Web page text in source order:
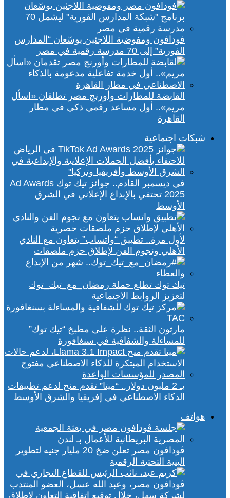
فودافون ومفوضية اللاجئين يوسّعان “المدارس
الفورية” إلى 70 مدرسة رقمية في مصر
القابضة للمطارات وأورنچ مصر تطلقان «اسأل
مريم».. أول مساعد رقمي ذكي في مطار
القاهرة
شبكات اجتماعية
في ديسمبر القادم.. جوائز تيك توك Ad Awards
2025 تحتفي بالإبداع الإعلاني في الشرق
الأوسط
لأول مرة.. تطبيق “واتساب” يتعاون مع النادي
الأهلي ونجوم الفن لإطلاق حزم ملصقات
تيك توك تطلع حملة رمضان_مع_تيك_توك
لتعزيز الروابط الاجتماعية
مارثون الثقة.. نظرة على مطبخ “تيك توك”
للمساءلة والشفافية في سنغافورة
بـ 2 مليون دولار.. “ميتا” تقدم منح لدعم تطبيقات
الذكاء الاصطناعي في إفريقيا والشرق الأوسط
هواتف
ڤودافون مصر تعلن ضخ 20 مليار جنيه لتطوير
البنية التحتية الرقمية